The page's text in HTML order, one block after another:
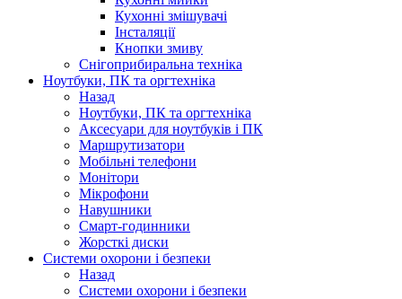
Кухонні змішувачі
Інсталяції
Кнопки змиву
Снігоприбиральна техніка
Ноутбуки, ПК та оргтехніка
Назад
Ноутбуки, ПК та оргтехніка
Аксесуари для ноутбуків і ПК
Маршрутизатори
Мобільні телефони
Монітори
Мікрофони
Навушники
Смарт-годинники
Жорсткі диски
Системи охорони і безпеки
Назад
Системи охорони і безпеки